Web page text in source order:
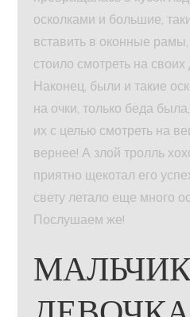
осколками и большие,
вставить в оконные
стоило смотреть на своих
Наконец, были и такие
на очки, только беда
их с целью смотреть на
вернее! А злой тролль
приятно щекотал его
свету летало еще много
Послушаем же!